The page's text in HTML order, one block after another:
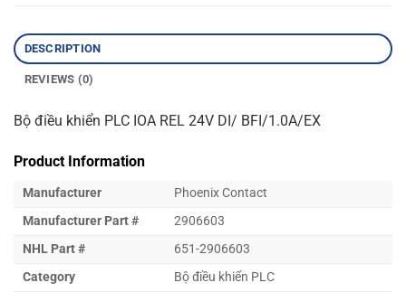
DESCRIPTION
REVIEWS (0)
Bộ điều khiển PLC IOA REL 24V DI/ BFI/1.0A/EX
Product Information
Manufacturer
Phoenix Contact
Manufacturer Part #
2906603
NHL Part #
651-2906603
Category
Bộ điều khiển PLC